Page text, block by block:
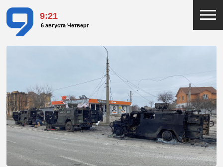
9:21
6 августа Четверг